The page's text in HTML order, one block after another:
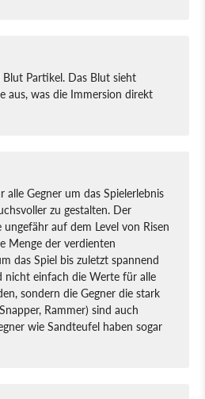
Partikel. Das Blut sieht
aus, was die Immersion direkt
Gegner um das Spielerlebnis
zu gestalten. Der
auf dem Level von Risen
Menge der verdienten
das Spiel bis zuletzt spannend
nicht einfach die Werte für alle
sondern die Gegner die stark
Rammer) sind auch
wie Sandteufel haben sogar